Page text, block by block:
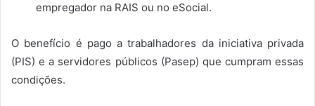
empregador na RAIS ou no eSocial.
O benefício é pago a trabalhadores da iniciativa privada
(PIS) e a servidores públicos (Pasep) que cumpram essas
condições.